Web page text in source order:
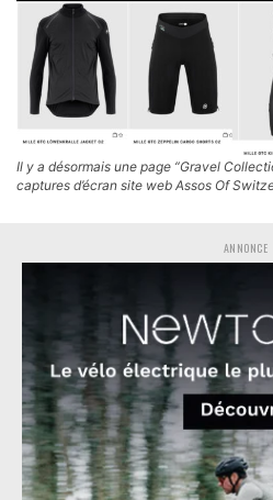
Il y a désormais une page “Gravel
captures d’écran site web Assos Of
ANNONCE